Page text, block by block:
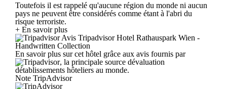
Toutefois il est rappelé qu'aucune région du monde ni aucun
pays ne peuvent être considérés comme étant à l'abri du
risque terroriste.
+ En savoir plus
Avis Tripadvisor Hotel Rathauspark Wien -
Handwritten Collection
En savoir plus sur cet hôtel grâce aux avis fournis par
, la principale source dévaluation
détablissements hôteliers au monde.
Note TripAdvisor